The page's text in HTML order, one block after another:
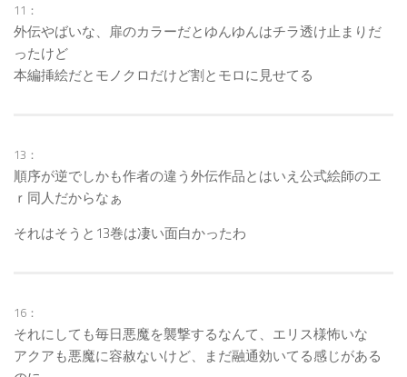
11：
外伝やばいな、扉のカラーだとゆんゆんはチラ透け止まりだ
ったけど
本編挿絵だとモノクロだけど割とモロに見せてる
13：
順序が逆でしかも作者の違う外伝作品とはいえ公式絵師のエ
ｒ同人だからなぁ
それはそうと13巻は凄い面白かったわ
16：
それにしても毎日悪魔を襲撃するなんて、エリス様怖いな
アクアも悪魔に容赦ないけど、まだ融通効いてる感じがある